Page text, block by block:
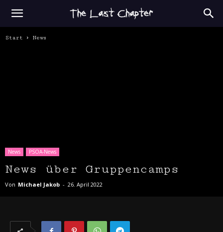
Start News
News PSOA-News
News über Gruppencamps
Von Michael Jakob - 26. April 2022